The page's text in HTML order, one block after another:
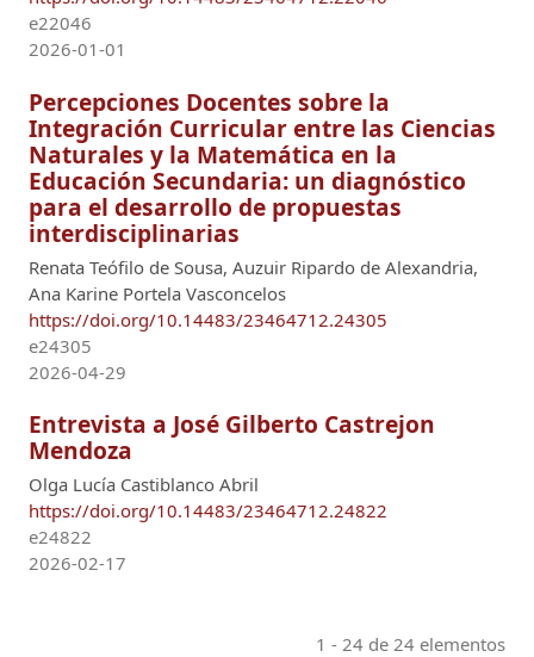
e22046
2026-01-01
Percepciones Docentes sobre la
Integración Curricular entre las Ciencias
Naturales y la Matemática en la
Educación Secundaria: un diagnóstico
para el desarrollo de propuestas
interdisciplinarias
Renata Teófilo de Sousa, Auzuir Ripardo de Alexandria,
Ana Karine Portela Vasconcelos
https://doi.org/10.14483/23464712.24305
e24305
2026-04-29
Entrevista a José Gilberto Castrejon
Mendoza
Olga Lucía Castiblanco Abril
https://doi.org/10.14483/23464712.24822
e24822
2026-02-17
1 - 24 de 24 elementos